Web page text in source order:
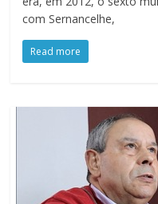
com Sernancelhe,
Read more